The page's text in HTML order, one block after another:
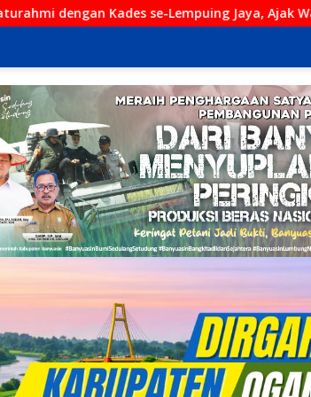
Jaya, Ajak Warga Cegah Karhutla